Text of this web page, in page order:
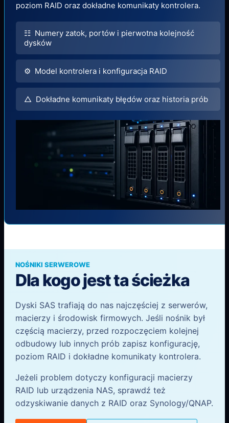
poziom RAID oraz dokładne komunikaty kontrolera.
☷ Numery zatok, portów i pierwotna kolejność
dysków
⚙ Model kontrolera i konfiguracja RAID
△ Dokładne komunikaty błędów oraz historia prób
NOŚNIKI SERWEROWE
Dla kogo jest ta ścieżka
Dyski SAS trafiają do nas najczęściej z serwerów,
macierzy i środowisk firmowych. Jeśli nośnik był
częścią macierzy, przed rozpoczęciem kolejnej
odbudowy lub innych prób zapisz konfigurację,
poziom RAID i dokładne komunikaty kontrolera.
Jeżeli problem dotyczy konfiguracji macierzy
RAID lub urządzenia NAS, sprawdź też
odzyskiwanie danych z RAID oraz Synology/QNAP.